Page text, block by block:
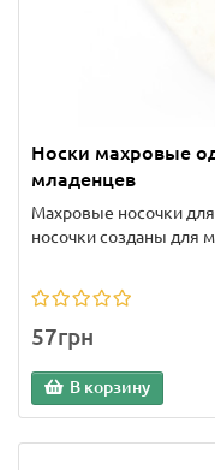
Носки махровые
младенцев
Махровые носочки
носочки созданы для
57грн
В корзину